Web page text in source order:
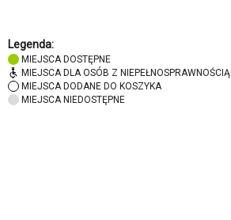
Legenda:
MIEJSCA DOSTĘPNE
MIEJSCA DLA OSÓB Z NIEPEŁNOSPRAWNOŚCIĄ
MIEJSCA DODANE DO KOSZYKA
MIEJSCA NIEDOSTĘPNE